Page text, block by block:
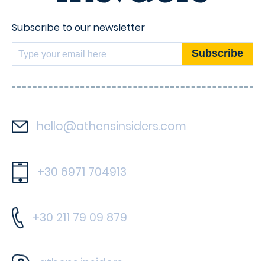
Subscribe to our newsletter
hello@athensinsiders.com
+30 6971 704913
+30 211 79 09 879